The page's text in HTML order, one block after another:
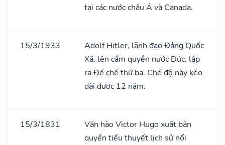
tại các nước châu Á và Canada.
15/3/1933
Adolf Hitler, lãnh đạo Đảng Quốc
Xã, lên cầm quyền nước Đức, lập
ra Đế chế thứ ba. Chế độ này kéo
dài được 12 năm.
15/3/1831
Văn hào Victor Hugo xuất bản
quyển tiểu thuyết lịch sử nổi